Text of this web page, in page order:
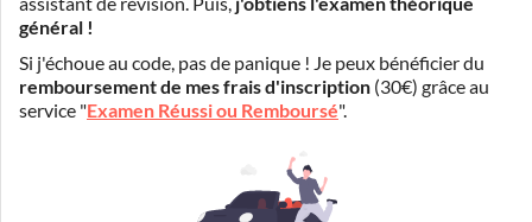
général !
Si j'échoue au code, pas de panique ! Je peux bénéficier du
remboursement de mes frais d'inscription (30€) grâce au
service "Examen Réussi ou Remboursé".